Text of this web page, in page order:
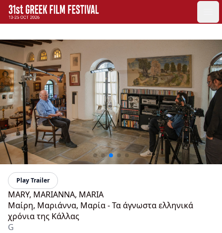
GFF
Greek Film Festival:
Play Trailer
MARY, MARIANNA, MARIA
Μαίρη, Μαριάννα, Μαρία - Τα άγνωστα ελληνικά
χρόνια της Κάλλας
G